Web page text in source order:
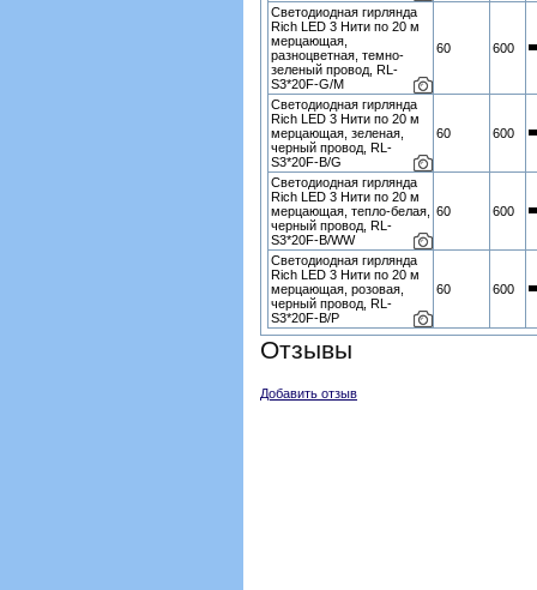
Светодиодная гирлянда
Rich LED 3 Нити по 20 м
мерцающая,
разноцветная, темно-
зеленый провод, RL-
S3*20F-G/M
60 600
Светодиодная гирлянда
Rich LED 3 Нити по 20 м
мерцающая, зеленая,
черный провод, RL-
S3*20F-B/G
60 600
Светодиодная гирлянда
Rich LED 3 Нити по 20 м
мерцающая, тепло-белая,
черный провод, RL-
S3*20F-B/WW
60 600
Светодиодная гирлянда
Rich LED 3 Нити по 20 м
мерцающая, розовая,
черный провод, RL-
S3*20F-B/P
60 600
Отзывы
Добавить отзыв